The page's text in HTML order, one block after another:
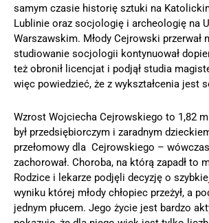
samym czasie historię sztuki na
Lublinie oraz socjologię i archeologię na
Warszawskim. Młody Cejrowski przerwał
studiowanie socjologii kontynuował
też obronił licencjat i podjął studia
więc powiedzieć, że z wykształcenia jest
Wzrost Wojciecha Cejrowskiego to 1,82
był przedsiębiorczym i zaradnym
przełomowy dla Cejrowskiego –
zachorował. Choroba, na którą zapadł to
Rodzice i lekarze podjęli decyzję o
wyniku której młody chłopiec przeżył, a
jednym płucem. Jego życie jest bardzo